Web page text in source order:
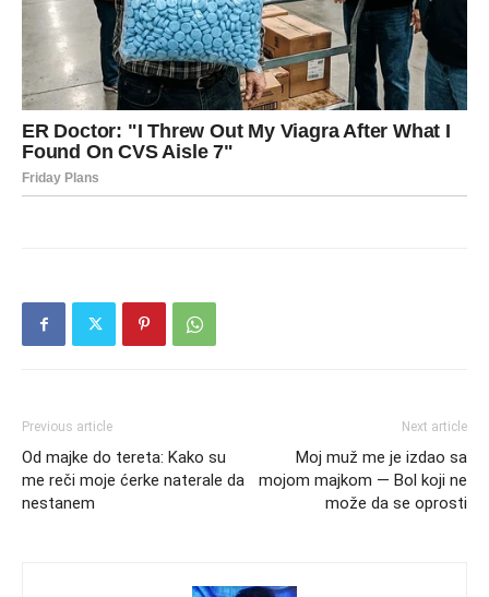
Previous article
Od majke do tereta: Kako su
me reči moje ćerke naterale da
nestanem
Next article
Moj muž me je izdao sa
mojom majkom — Bol koji ne
može da se oprosti